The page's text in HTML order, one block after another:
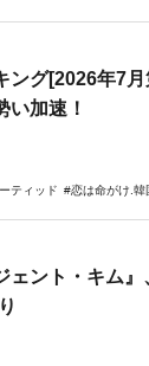
ング[2026年7
い加速！
ティッド 恋は命がけ.韓
ェント・キム』